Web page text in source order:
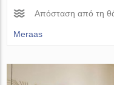
Απόσταση από τη
Meraas